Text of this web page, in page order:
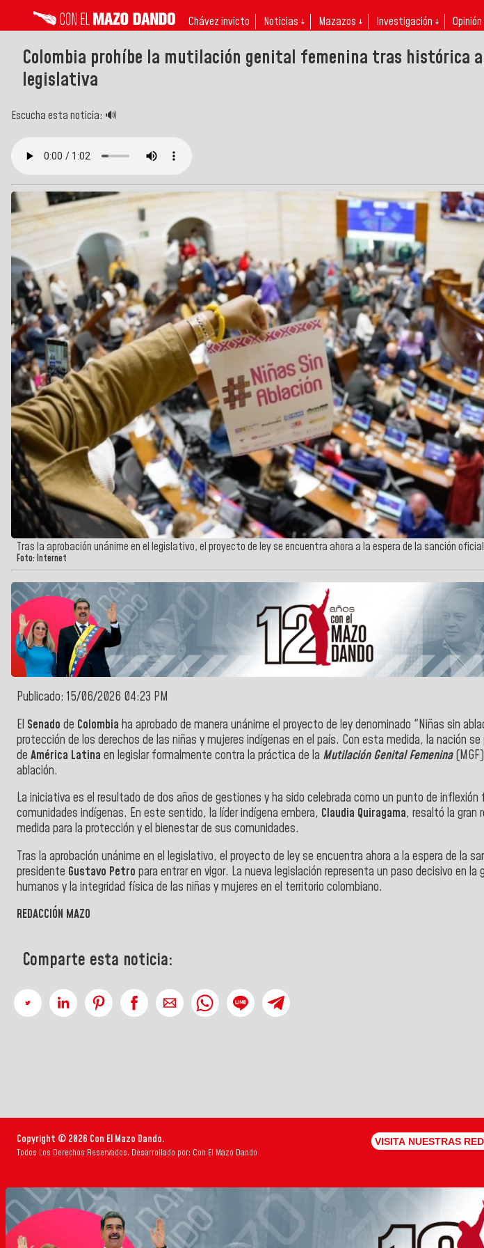
Chávez invicto Noticias ↓ Mazazos ↓ Investigación ↓ Opinión
Colombia prohíbe la mutilación genital femenina tras histórica
legislativa
Escucha esta noticia: 🔊
Tras la aprobación unánime en el legislativo, el proyecto de ley se encuentra ahora a la espera de la sanción
Foto: Internet
Publicado: 15/06/2026 04:23 PM
El Senado de Colombia ha aprobado de manera unánime el proyecto de ley denominado "Niñas sin
protección de los derechos de las niñas y mujeres indígenas en el país. Con esta medida, la nación
de América Latina en legislar formalmente contra la práctica de la Mutilación Genital Femenina
ablación.
La iniciativa es el resultado de dos años de gestiones y ha sido celebrada como un punto de
comunidades indígenas. En este sentido, la líder indígena embera, Claudia Quiragama, resaltó la gran
medida para la protección y el bienestar de sus comunidades.
Tras la aprobación unánime en el legislativo, el proyecto de ley se encuentra ahora a la espera de la
presidente Gustavo Petro para entrar en vigor. La nueva legislación representa un paso decisivo en la
humanos y la integridad física de las niñas y mujeres en el territorio colombiano.
REDACCIÓN MAZO
Comparte esta noticia:
Copyright © 2026 Con El Mazo Dando.
Todos Los Derechos Reservados. Desarrollado por: Con El Mazo Dando
VISITA NUESTRAS